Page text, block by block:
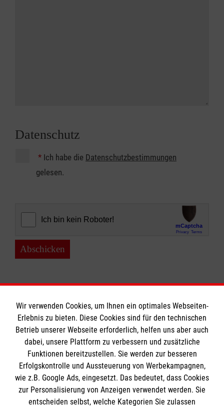
Datenschutz
* Ich habe die Datenschutzbestimmungen
gelesen.
Abschicken
Informationen
Impressum
Datenschutz
Barrierefreiheit
Die Malteser
Wir verwenden Cookies, um Ihnen ein optimales Webseiten-
Erlebnis zu bieten. Diese Cookies sind für den technischen
Betrieb unserer Webseite erforderlich, helfen uns aber auch
dabei, unsere Plattform zu verbessern und zusätzliche
Funktionen bereitzustellen. Sie werden zur besseren
Erfolgskontrolle und Aussteuerung von Werbekampagnen,
wie z.B. Google Ads, eingesetzt. Das bedeutet, dass Cookies
zur Personalisierung von Anzeigen verwendet werden. Sie
entscheiden selbst, welche Kategorien Sie zulassen